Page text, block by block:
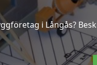
i Långås?